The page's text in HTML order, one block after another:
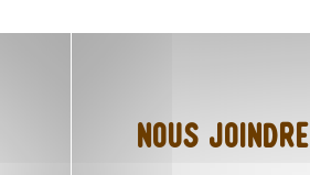
Nous joindre